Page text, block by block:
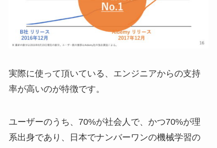
実際に使って頂いている、エンジニアからの支持
率が高いのが特徴です。
ユーザーのうち、70%が社会人で、かつ70%が理
系出身であり、日本でナンバーワンの機械学習の